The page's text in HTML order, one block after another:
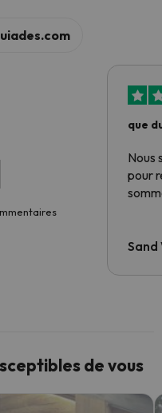
que
Nous
pour
Sand
de vous